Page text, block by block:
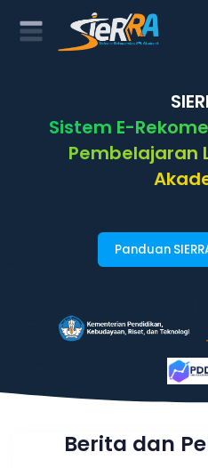
Sistem E-
Pembelajaran
Panduan
Berita dan